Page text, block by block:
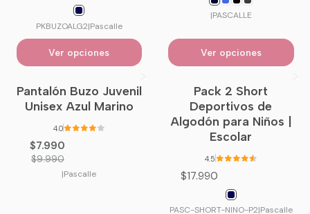
PKBUZOALG2|Pascalle
Ver opciones
|PASCALLE
Ver opciones
-20%OFF
Pantalón Buzo Juvenil
Unisex Azul Marino
4.0
$7.990
$9.990
|Pascalle
Pack 2 Short
Deportivos de
Algodón para Niños |
Escolar
4.5
$17.990
PASC-SHORT-NINO-P2|Pascalle